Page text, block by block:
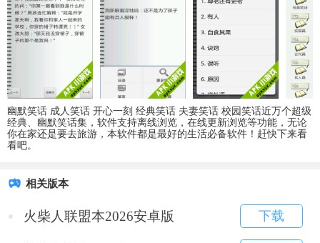
幽默笑话 成人笑话 开心一刻 经典笑话 夫妻笑话 校园笑话近万个超级
经典、幽默笑话集，软件支持离线浏览，在线更新浏览等功能，无论
你在家还是要去旅游，本软件都是最好的生活必备软件！赶快下来看
看吧。
相关版本
火柴人联盟本2026安卓版 下载